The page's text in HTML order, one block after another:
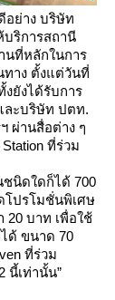
อย่าง บริษัท
ริการสถานี
นที่หลักในการ
ทาง ตั้งแต่วันที่
งยังได้รับการ
ละบริษัท ปตท.
ผ่านสื่อต่าง ๆ
ที่ร่วม
ดใดก็ได้ 700
โปรโมชั่นพิเศษ
20 บาท เพื่อใช้
ด้ ขนาด 70
ที่ร่วม
นี้เท่านั้น”